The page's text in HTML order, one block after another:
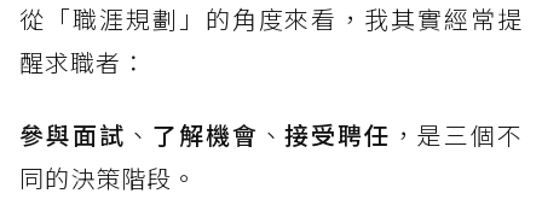
從「職涯規劃」的角度來看，我其實經常提
醒求職者：
參與面試 、 了解機會 、接受聘任 ，是三個不
同的決策階段。